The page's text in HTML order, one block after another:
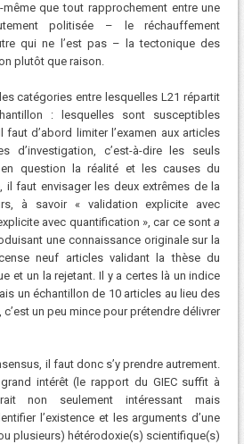
que tout rapprochement entre une
politisée – le réchauffement
qui ne l’est pas – la tectonique des
plutôt que raison.
catégories entre lesquelles L21 répartit
: lesquelles sont susceptibles
faut d’abord limiter l’examen aux articles
d’investigation, c’est-à-dire les seuls
question la réalité et les causes du
il faut envisager les deux extrêmes de la
à savoir « validation explicite avec
avec quantification », car ce sonta
une connaissance originale sur la
neuf articles validant la thèse du
et un la rejetant. Il y a certes là un indice
un échantillon de 10 articles au lieu des
un peu mince pour prétendre délivrer
il faut donc s’y prendre autrement.
intérêt (le rapport du GIEC suffit à
non seulement intéressant mais
l’existence et les arguments d’une
plusieurs) hétérodoxie(s) scientifique(s)